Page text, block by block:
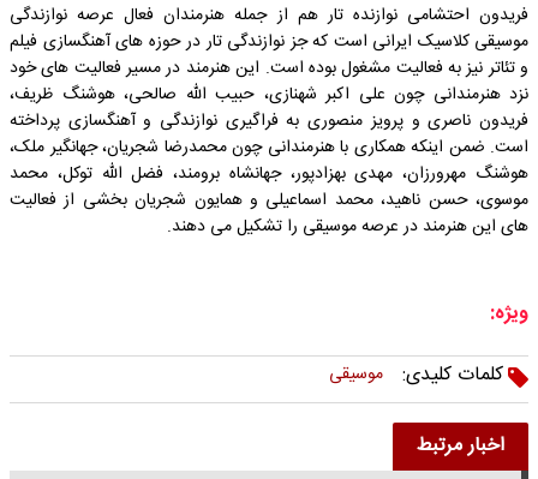
فریدون احتشامی نوازنده تار هم از جمله هنرمندان فعال عرصه نوازندگی
موسیقی کلاسیک ایرانی است که جز نوازندگی تار در حوزه های آهنگسازی فیلم
و تئاتر نیز به فعالیت مشغول بوده است. این هنرمند در مسیر فعالیت های خود
نزد هنرمندانی چون علی اکبر شهنازی، حبیب الله صالحی، هوشنگ ظریف،
فریدون ناصری و پرویز منصوری به فراگیری نوازندگی و آهنگسازی پرداخته
است. ضمن اینکه همکاری با هنرمندانی چون محمدرضا شجریان، جهانگیر ملک،
هوشنگ مهرورزان، مهدی بهزادپور، جهانشاه برومند، فضل الله توکل، محمد
موسوی، حسن ناهید، محمد اسماعیلی و همایون شجریان بخشی از فعالیت
های این هنرمند در عرصه موسیقی را تشکیل می دهند.
ویژه:
کلمات کلیدی:
موسیقی
اخبار مرتبط